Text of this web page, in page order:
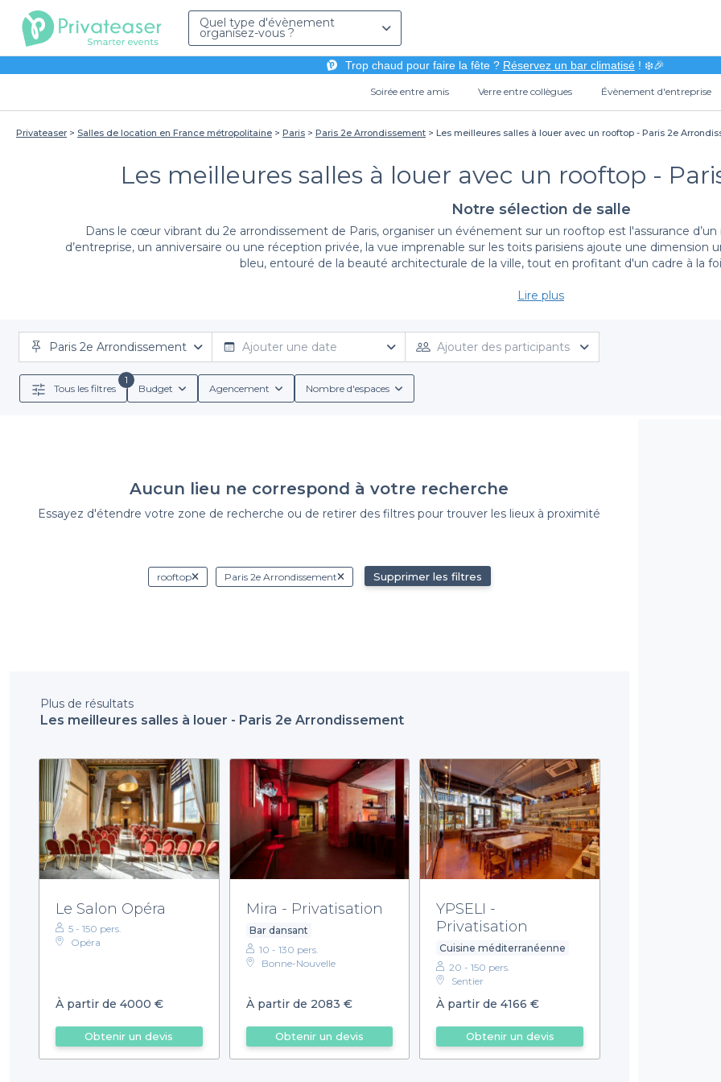
Quel type d'évènement
organisez-vous ?
Trop chaud pour faire la fête ? Réservez un bar climatisé! ❄️🎉
Soirée entre amis Verre entre collègues Évènement d'entreprise
Privateaser Salles de location en France métropolitaine Paris Paris 2e Arrondissement Les meilleures salles à louer avec un rooftop - Paris 2e
Les meilleures salles à louer avec un rooftop -
Notre sélection de salle
Dans le cœur vibrant du 2e arrondissement de Paris, organiser un événement sur un rooftop est l'assurance
d’entreprise, un anniversaire ou une réception privée, la vue imprenable sur les toits parisiens ajoute une
bleu, entouré de la beauté architecturale de la ville, tout en profitant d'un cadre à la
En optant pour Privateaser, vous simplifiez votre processus de réservation. Notre plateforme regroupe une sélection
Grâce à une interface intuitive, vous pouvez explorer les différentes options et comparer les salles en quelques clics.
listé avec des informations détaillées sur les services inclus, tels que des menus de groupe personnalisables et des
raffinés ou de jus frais, tout pour satisfaire vos invités.
Ne laissez pas le stress de l’organisation vous freiner. Avec Privateaser, vous avez à votre disposition les meilleures
capitale. Profitez d'une expérience inédite en altitude, au-dessus du tumulte parisien. Pour découvrir l’éventail de
Lire plus
Paris 2e Arrondissement Ajouter une date Ajouter des participants
Tous les filtres
1
Budget Agencement Nombre d'espaces
Aucun lieu ne correspond à votre recherche
Essayez d'étendre votre zone de recherche ou de retirer des filtres pour trouver les lieux à proximité
rooftop Paris 2e Arrondissement Supprimer les filtres
Plus de résultats
Les meilleures salles à louer - Paris 2e Arrondissement
Le Salon Opéra
5 - 150 pers.
Opéra
À partir de 4000 €
Obtenir un devis
Mira - Privatisation
Bar dansant
10 - 130 pers.
Bonne-Nouvelle
À partir de 2083 €
Obtenir un devis
YPSELI -
Privatisation
Cuisine méditerranéenne
20 - 150 pers.
Sentier
À partir de 4166 €
Obtenir un devis